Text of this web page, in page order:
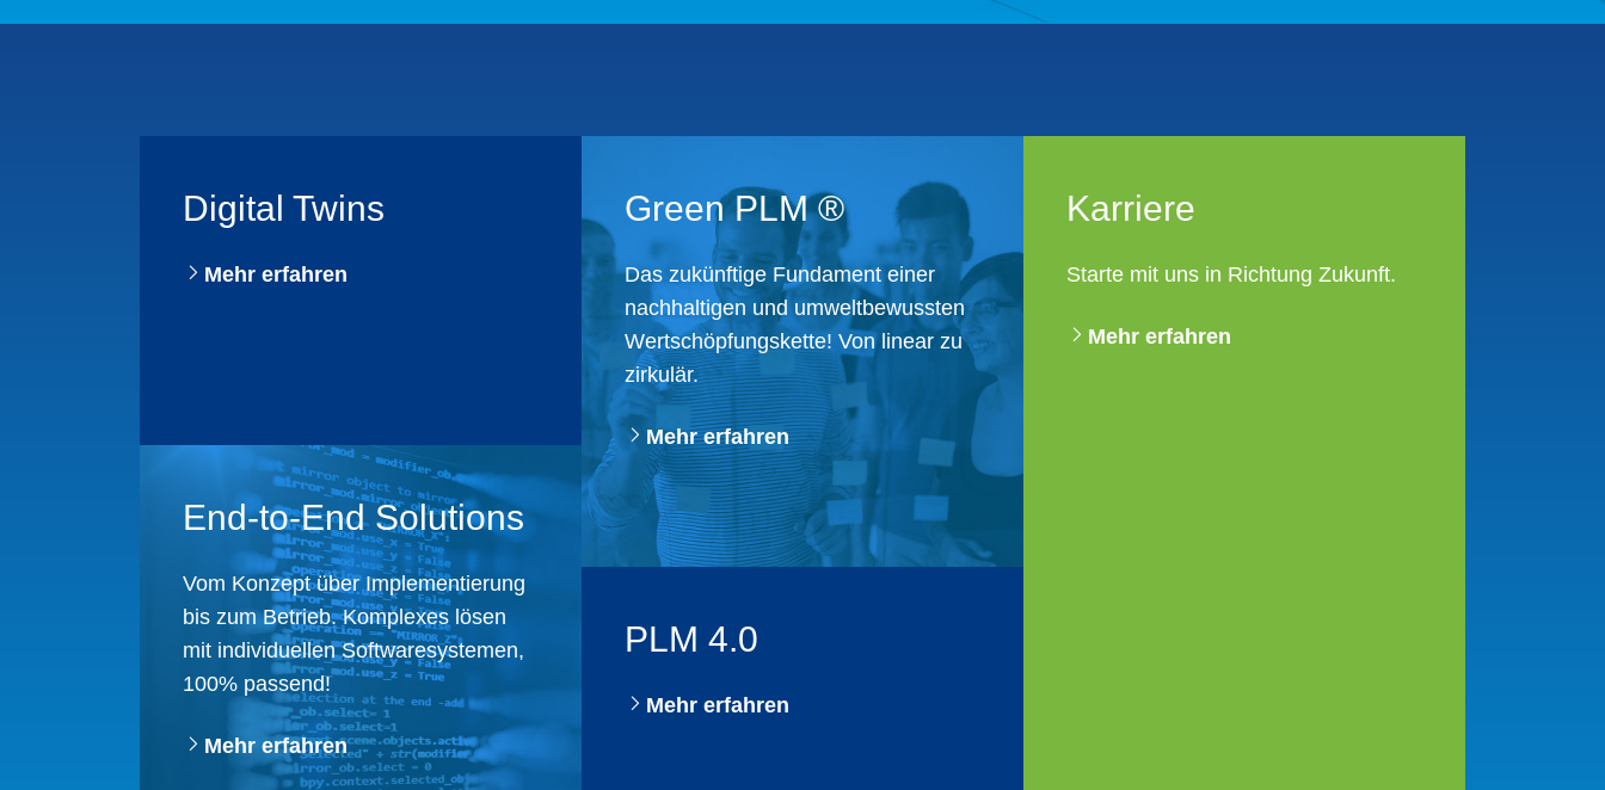
Digital Twins
Mehr erfahren
End-to-End Solutions
Vom Konzept über Implementierung
bis zum Betrieb. ​Komplexes lösen
mit individuellen Softwaresystemen,
100% passend!​
Mehr erfahren
PLM 4.0
Mehr erfahren
Green PLM ®
Das zukünftige Fundament einer
nachhaltigen und ​umweltbewussten
Wertschöpfungskette! ​Von linear zu
zirkulär.
Mehr erfahren
Karriere
Starte mit uns in Richtung Zukunft.
Mehr erfahren